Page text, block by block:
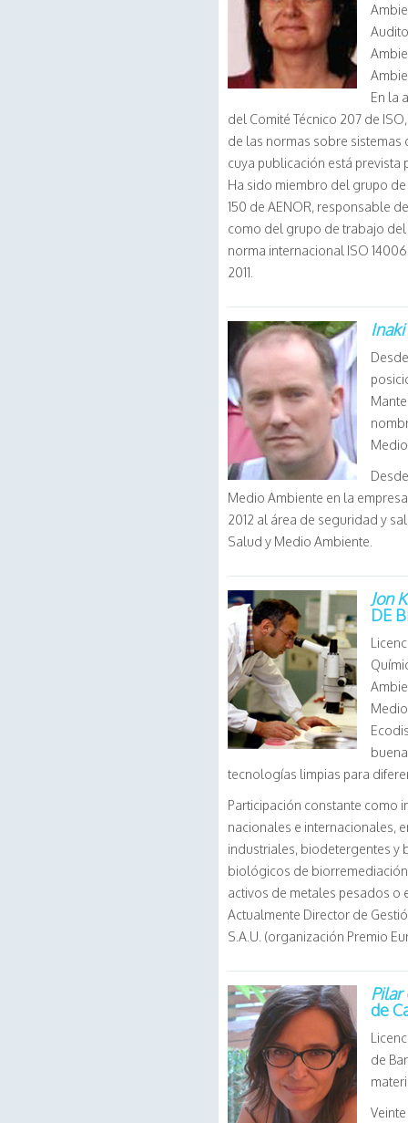
En la
del Comité Técnico 207 de
de las normas sobre sistemas
cuya publicación está prevista
Ha sido miembro del grupo
150 de AENOR, responsable
como del grupo de trabajo del
norma internacional ISO
2011.
Medio Ambiente en la
2012 al área de seguridad y
Salud y Medio Ambiente.
Jon
DE
tecnologías limpias para
Participación constante como
nacionales e internacionales,
industriales, biodetergentes y
biológicos de
activos de metales pesados
Actualmente Director de
S.A.U. (organización Premio
Pilar
de
de